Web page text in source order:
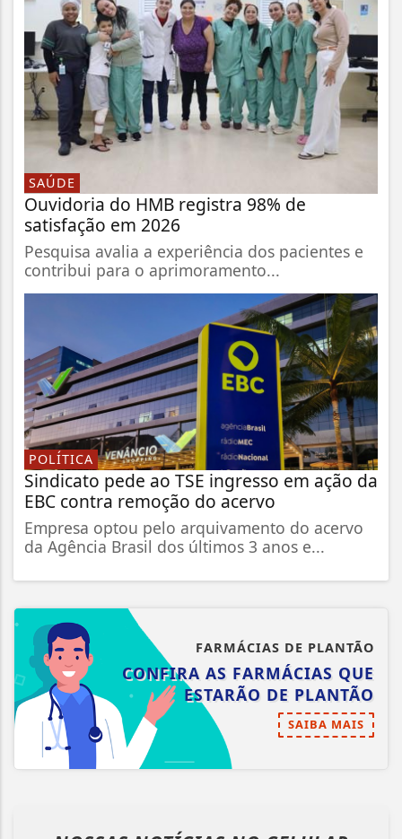
SAÚDE
Ouvidoria do HMB registra 98% de
satisfação em 2026
Pesquisa avalia a experiência dos pacientes e
contribui para o aprimoramento...
POLÍTICA
Sindicato pede ao TSE ingresso em ação da
EBC contra remoção do acervo
Empresa optou pelo arquivamento do acervo
da Agência Brasil dos últimos 3 anos e...
FARMÁCIAS DE PLANTÃO
CONFIRA AS FARMÁCIAS QUE
ESTARÃO DE PLANTÃO
SAIBA MAIS